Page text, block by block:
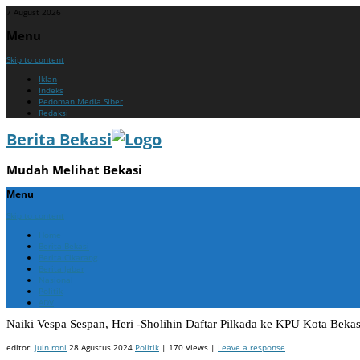
7 August 2026
Menu
Skip to content
Iklan
Indeks
Pedoman Media Siber
Redaksi
Berita Bekasi
Mudah Melihat Bekasi
Menu
Skip to content
Home
Berita Bekasi
Berita Cikarang
Berita Jabar
Nasional
Politik
ADV
Naiki Vespa Sespan, Heri -Sholihin Daftar Pilkada ke KPU Kota
editor: juin roni 28 Agustus 2024 Politik | 170 Views | Leave a response